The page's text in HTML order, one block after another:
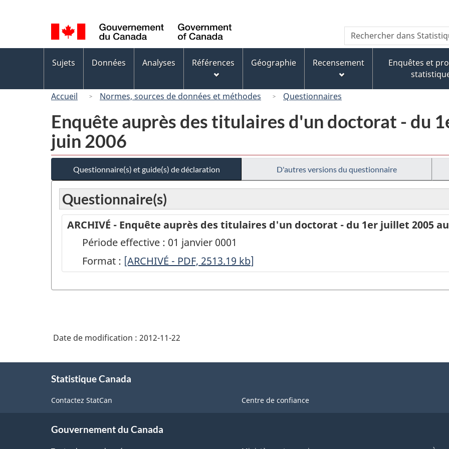
au
contenu
principal
« À
propos
de
ce
version
HTML
simplifiée
de
la
langue
Canada
Recherche
Rechercher
dans
Canada
des
Sujets Données Analyses Références Géographie Recensement
Enquêtes et
Accueil Normes, sources de données et méthodes Questionnaires
Enquête auprès des titulaires d'un doctorat - du
juin 2006
Questionnaire(s) et guide(s) de déclaration D'autres versions du questionnaire
Questionnaire(s)
ARCHIVÉ - Enquête auprès des titulaires d'un doctorat - du 1er juillet 2005
Période effective : 01 janvier 0001
Format : ARCHIVÉ
Enquête
titulaires
d'un
doctorat
1er
[ARCHIVÉ - PDF, 2513.19 kb]
Date de modification : 2012-11-22
Statistique Canada
Contactez StatCan Centre de confiance
Gouvernement du Canada